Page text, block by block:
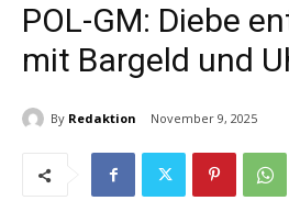
POL-GM: Diebe
mit Bargeld und
By Redaktion November 9, 2025